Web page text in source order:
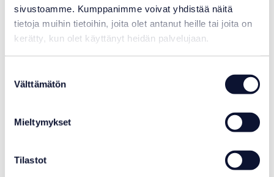
sivustoamme. Kumppanimme voivat yhdistää näitä
tietoja muihin tietoihin, joita olet antanut heille tai joita on
kerätty, kun olet käyttänyt heidän palvelujaan.
valinta
Välttämätön
Mieltymykset
Tilastot
Aseko ASIN pH-anturi